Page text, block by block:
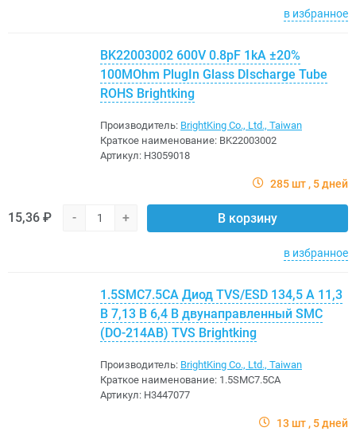
в избранное
BK22003002 600V 0.8pF 1kA ±20%
100MOhm PlugIn Glass DIscharge Tube
ROHS Brightking
Производитель: BrightKing Co., Ltd., Taiwan
Краткое наименование: BK22003002
Артикул: H3059018
285 шт 5 дней
15,36 ₽ - + В корзину
в избранное
1.5SMC7.5CA Диод TVS/ESD 134,5 А 11,3
В 7,13 В 6,4 В двунаправленный SMC
(DO-214AB) TVS Brightking
Производитель: BrightKing Co., Ltd., Taiwan
Краткое наименование: 1.5SMC7.5CA
Артикул: H3447077
13 шт 5 дней